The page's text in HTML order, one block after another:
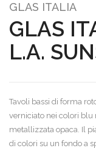
GLAS ITALIA
GLAS
L.A.
Tavoli bassi di forma
verniciato nei colori blu
metallizzata opaca. Il
di colori su un fondo a